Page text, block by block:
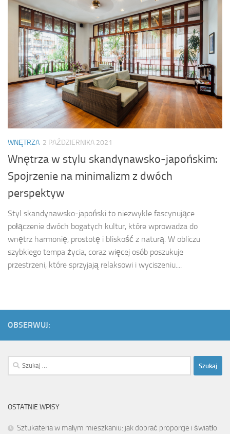
WNĘTRZA 2 PAŹDZIERNIKA 2021
Wnętrza w stylu skandynawsko-japońskim:
Spojrzenie na minimalizm z dwóch
perspektyw
Styl skandynawsko-japoński to niezwykle fascynujące
połączenie dwóch bogatych kultur, które wprowadza do
wnętrz harmonię, prostotę i bliskość z naturą. W obliczu
szybkiego tempa życia, coraz więcej osób poszukuje
przestrzeni, które sprzyjają relaksowi i wyciszeniu....
OBSERWUJ:
Szukaj:
OSTATNIE WPISY
Sztukateria w małym mieszkaniu: jak dobrać proporcje i światło